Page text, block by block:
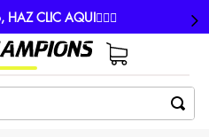
CLIC AQUI👈🏼🚚